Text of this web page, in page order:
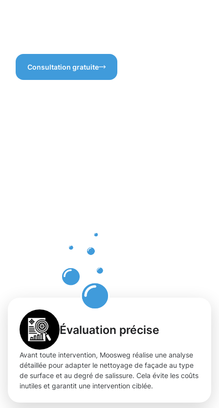
Consultation gratuite
Évaluation précise
Avant toute intervention, Moosweg réalise une analyse
détaillée pour adapter le nettoyage de façade au type
de surface et au degré de salissure. Cela évite les coûts
inutiles et garantit une intervention ciblée.